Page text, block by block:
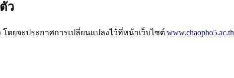
ว
ดยจะประกาศการเปลี่ยนแปลงไว้ที่หน้าเว็บไซต์ www.chaopho5.ac.th